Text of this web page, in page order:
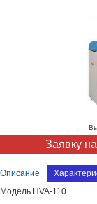
Заявку
Описание
Модель HVA-110